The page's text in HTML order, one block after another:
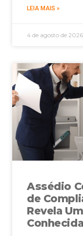
LEIA MAIS »
4 de agosto de 2026
Assédio
de
Revela
Conhecida